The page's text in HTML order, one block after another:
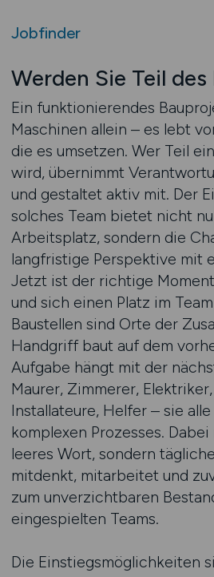
Jobfinder
Werden Sie Teil des
Ein funktionierendes
Maschinen allein – es lebt
die es umsetzen. Wer Teil
wird, übernimmt
und gestaltet aktiv mit. Der
solches Team bietet nicht
Arbeitsplatz, sondern die
langfristige Perspektive mit
Jetzt ist der richtige
und sich einen Platz im
Baustellen sind Orte der
Handgriff baut auf dem
Aufgabe hängt mit der
Maurer, Zimmerer,
Installateure, Helfer – sie
komplexen Prozesses.
leeres Wort, sondern
mitdenkt, mitarbeitet und
zum unverzichtbaren
eingespielten Teams.
Die Einstiegsmöglichkeiten